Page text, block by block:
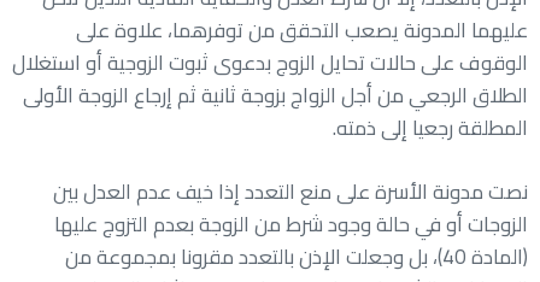
عليهما المدونة يصعب التحقق من توفرهما، علاوة على
الوقوف على حالات تحايل الزوج بدعوى ثبوت الزوجية أو استغلال
الطلاق الرجعي من أجل الزواج بزوجة ثانية ثم إرجاع الزوجة الأولى
المطلقة رجعيا إلى ذمته.
نصت مدونة الأسرة على منع التعدد إذا خيف عدم العدل بين
الزوجات أو في حالة وجود شرط من الزوجة بعدم التزوج عليها
(المادة 40)، بل وجعلت الإذن بالتعدد مقرونا بمجموعة من